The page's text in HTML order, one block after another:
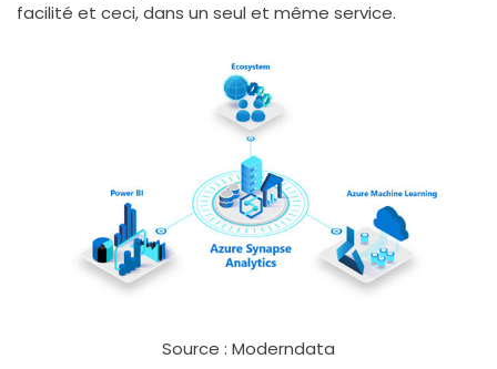
facilité et ceci, dans un seul et même service.
Source : Moderndata